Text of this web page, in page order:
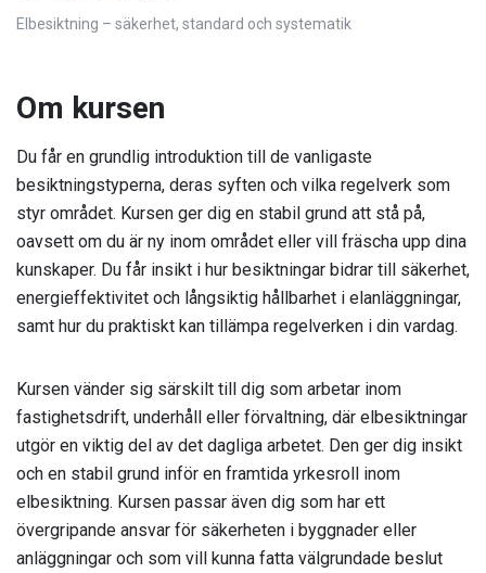
Elbesiktning – säkerhet, standard och systematik
Om kursen
Du får en grundlig introduktion till de vanligaste
besiktningstyperna, deras syften och vilka regelverk som
styr området. Kursen ger dig en stabil grund att stå på,
oavsett om du är ny inom området eller vill fräscha upp dina
kunskaper. Du får insikt i hur besiktningar bidrar till säkerhet,
energieffektivitet och långsiktig hållbarhet i elanläggningar,
samt hur du praktiskt kan tillämpa regelverken i din vardag.
Kursen vänder sig särskilt till dig som arbetar inom
fastighetsdrift, underhåll eller förvaltning, där elbesiktningar
utgör en viktig del av det dagliga arbetet. Den ger dig insikt
och en stabil grund inför en framtida yrkesroll inom
elbesiktning. Kursen passar även dig som har ett
övergripande ansvar för säkerheten i byggnader eller
anläggningar och som vill kunna fatta välgrundade beslut